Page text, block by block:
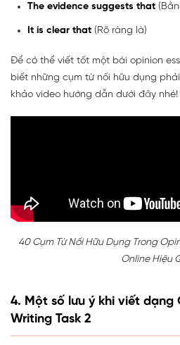
The evidence suggests that
It is clear that (Rõ ràng là)
Để có thể viết tốt một bài opinion
biết những cụm từ nối hữu dụng
khảo video hướng dẫn dưới đây nhé!
40 Cụm Từ Nối Hữu Dụng Trong
Online Hiệu
4. Một số lưu ý khi viết dạng
Writing Task 2